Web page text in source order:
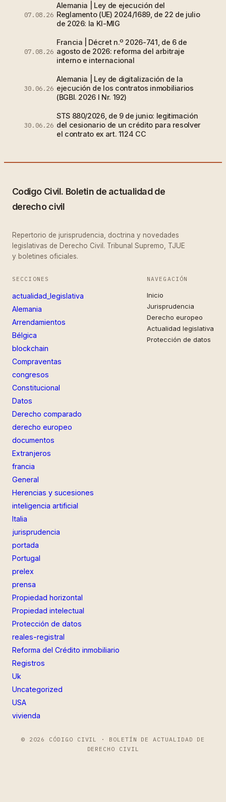
07.08.26
Alemania | Ley de ejecución del
Reglamento (UE) 2024/1689, de 22 de julio
de 2026: la KI-MIG
07.08.26
Francia | Décret n.º 2026-741, de 6 de
agosto de 2026: reforma del arbitraje
interno e internacional
30.06.26
Alemania | Ley de digitalización de la
ejecución de los contratos inmobiliarios
(BGBl. 2026 I Nr. 192)
30.06.26
STS 880/2026, de 9 de junio: legitimación
del cesionario de un crédito para resolver
el contrato ex art. 1124 CC
Codigo Civil. Boletin de actualidad de
derecho civil
Repertorio de jurisprudencia, doctrina y novedades
legislativas de Derecho Civil. Tribunal Supremo, TJUE
y boletines oficiales.
SECCIONES
actualidad_legislativa
Alemania
Arrendamientos
Bélgica
blockchain
Compraventas
congresos
Constitucional
Datos
Derecho comparado
derecho europeo
documentos
Extranjeros
francia
General
Herencias y sucesiones
inteligencia artificial
Italia
jurisprudencia
portada
Portugal
prelex
prensa
Propiedad horizontal
Propiedad intelectual
Protección de datos
reales-registral
Reforma del Crédito inmobiliario
Registros
Uk
Uncategorized
USA
vivienda
NAVEGACIÓN
Inicio
Jurisprudencia
Derecho europeo
Actualidad legislativa
Protección de datos
© 2026 CÓDIGO CIVIL · BOLETÍN DE ACTUALIDAD DE
DERECHO CIVIL